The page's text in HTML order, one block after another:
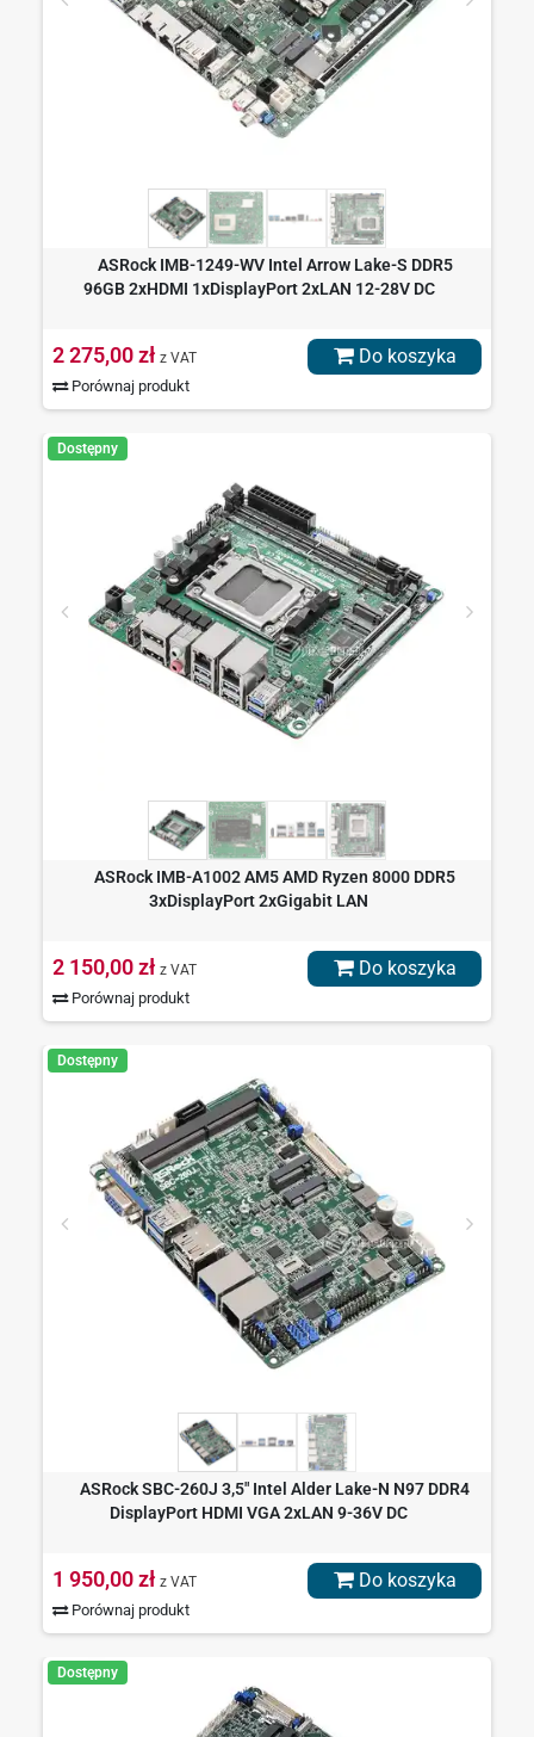
ASRock IMB-1249-WV Intel Arrow Lake-S DDR5
96GB 2xHDMI 1xDisplayPort 2xLAN 12-28V DC
2 275,00 zł z VAT
Porównaj produkt
Do koszyka
Dostępny
ASRock IMB-A1002 AM5 AMD Ryzen 8000 DDR5
3xDisplayPort 2xGigabit LAN
2 150,00 zł z VAT
Porównaj produkt
Do koszyka
Dostępny
ASRock SBC-260J 3,5" Intel Alder Lake-N N97 DDR4
DisplayPort HDMI VGA 2xLAN 9-36V DC
1 950,00 zł z VAT
Porównaj produkt
Do koszyka
Dostępny